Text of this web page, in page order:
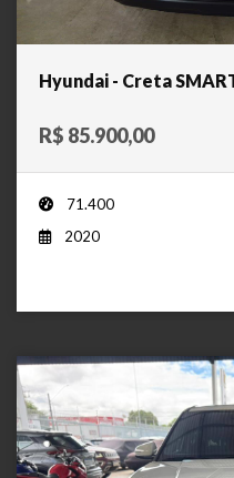
Hyundai - Creta
R$ 85.900,00
71.400
2020